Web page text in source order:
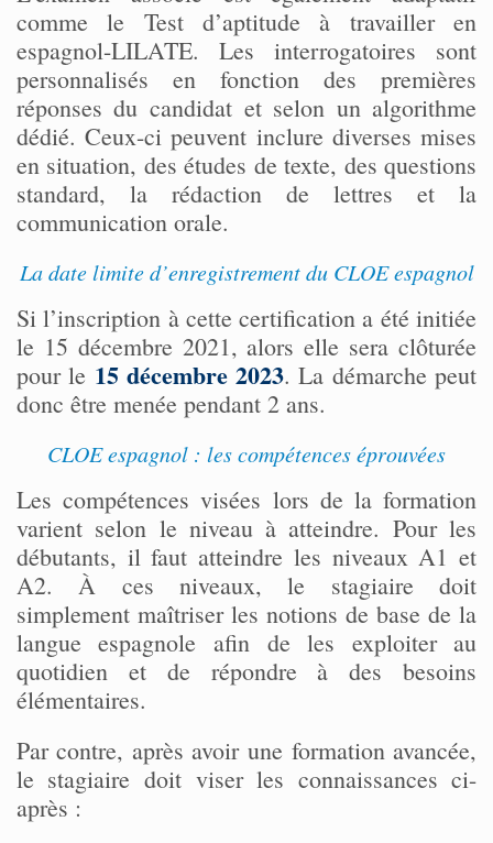
comme le Test d’aptitude à travailler en
espagnol-LILATE. Les interrogatoires sont
personnalisés en fonction des premières
réponses du candidat et selon un algorithme
dédié. Ceux-ci peuvent inclure diverses mises
en situation, des études de texte, des questions
standard, la rédaction de lettres et la
communication orale.
La date limite d’enregistrement du CLOE espagnol
Si l’inscription à cette certification a été initiée
le 15 décembre 2021, alors elle sera clôturée
pour le 15 décembre 2023. La démarche peut
donc être menée pendant 2 ans.
CLOE espagnol : les compétences éprouvées
Les compétences visées lors de la formation
varient selon le niveau à atteindre. Pour les
débutants, il faut atteindre les niveaux A1 et
A2. À ces niveaux, le stagiaire doit
simplement maîtriser les notions de base de la
langue espagnole afin de les exploiter au
quotidien et de répondre à des besoins
élémentaires.
Par contre, après avoir une formation avancée,
le stagiaire doit viser les connaissances ci-
après :